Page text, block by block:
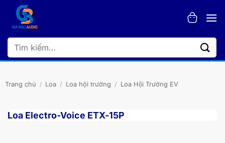
dung
Tìm
kiếm:
Trang chủ / Loa / Loa hội trường / Loa Hội Trường EV
Loa Electro-Voice ETX-15P